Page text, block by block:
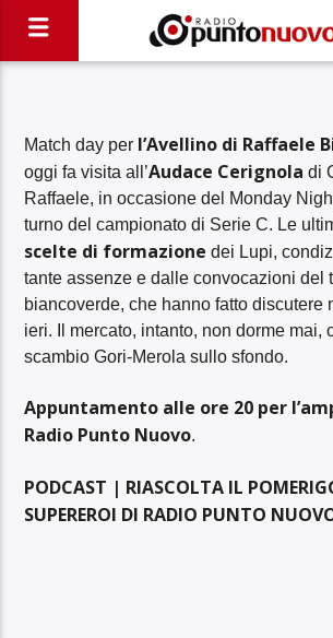
Match day per l’Avellino di Raffaele
oggi fa visita all’Audace Cerignola di
Raffaele, in occasione del Monday
turno del campionato di Serie C. Le
scelte di formazione dei Lupi,
tante assenze e dalle convocazioni del
biancoverde, che hanno fatto discutere
ieri. Il mercato, intanto, non dorme mai,
scambio Gori-Merola sullo sfondo.
Appuntamento alle ore 20 per
Radio Punto Nuovo.
PODCAST | RIASCOLTA IL
SUPEREROI DI RADIO PUNTO